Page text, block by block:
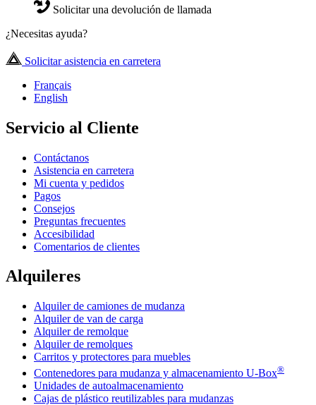
Solicitar una devolución de llamada
¿Necesitas ayuda?
Solicitar asistencia en carretera
Français
English
Servicio al Cliente
Contáctanos
Asistencia en carretera
Mi cuenta y pedidos
Pagos
Consejos
Preguntas frecuentes
Accesibilidad
Comentarios de clientes
Alquileres
Alquiler de camiones de mudanza
Alquiler de van de carga
Alquiler de remolque
Alquiler de remolques
Carritos y protectores para muebles
Contenedores para mudanza y almacenamiento U-Box®
Unidades de autoalmacenamiento
Cajas de plástico reutilizables para mudanzas